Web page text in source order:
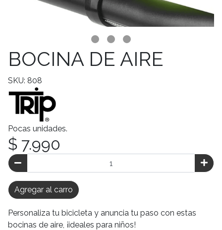
BOCINA DE AIRE
SKU: 808
Pocas unidades.
$ 7.990
Agregar al carro
Personaliza tu bicicleta y anuncia tu paso con estas
bocinas de aire, ¡ideales para niños!